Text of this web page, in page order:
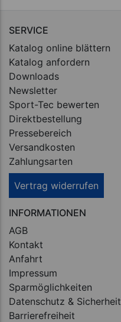
SERVICE
Katalog online blättern
Katalog anfordern
Downloads
Newsletter
Sport-Tec bewerten
Direktbestellung
Pressebereich
Versandkosten
Zahlungsarten
Vertrag widerrufen
INFORMATIONEN
AGB
Kontakt
Anfahrt
Impressum
Sparmöglichkeiten
Datenschutz & Sicherheit
Barrierefreiheit